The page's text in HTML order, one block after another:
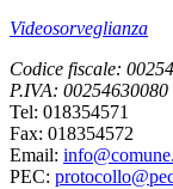
Videosorveglianza
Codice fiscale:
P.IVA: 00254630080
Tel: 018354571
Fax: 018354572
Email:
PEC: